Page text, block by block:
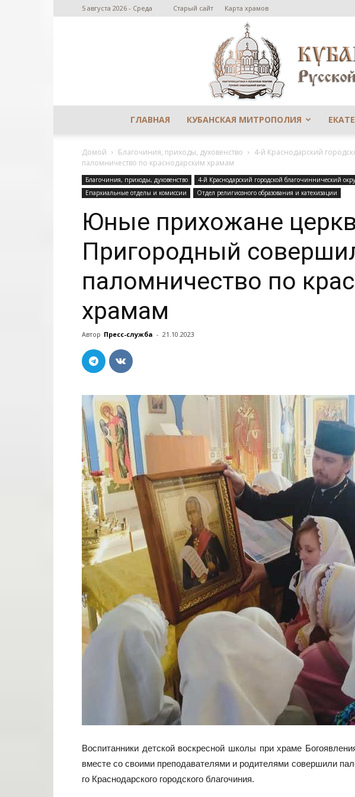
5 августа 2026 - Среда Старый сайт Карта храмов
ГЛАВНАЯ КУБАНСКАЯ МИТРОПОЛИЯ
Домой Благочиния, приходы, духовенство 4-й Краснодарский
паломничество по краснодарским храмам
Благочиния, приходы, духовенство 4-й Краснодарский городской благочиннический
Епархиальные отделы и комиссии
Отдел религиозного образования и катехизации
Юные прихожане
Пригородный
паломничество по
храмам
Автор Пресс-служба - 21.10.2023
Воспитанники детской воскресной школы при храме
вместе со своими преподавателями и родителями совершили
го Краснодарского городского благочиния.